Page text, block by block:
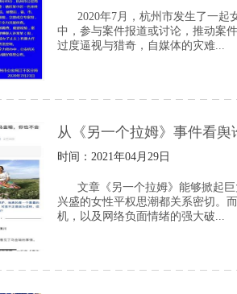
2020年7月，杭州市发生了一
中，参与案件报道或讨论，推动案
过度逼视与猎奇，自媒体的灾难...
从《另一个拉姆》事件看
时间：2021年04月29日
文章《另一个拉姆》能够掀起
兴盛的女性平权思潮都关系密切。
机，以及网络负面情绪的强大破...